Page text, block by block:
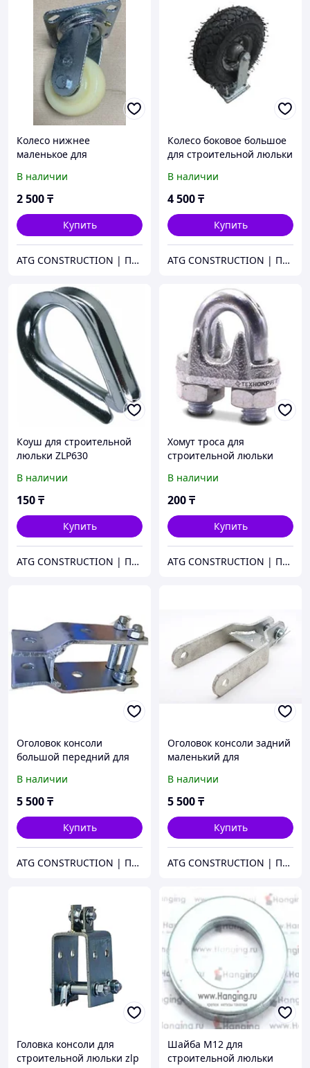
Колесо нижнее
маленькое для
ZLP630
В наличии
2 500₸
Купить
ATG CONSTRUCTION | Продажа и аренда строительного оборудования, газона, биотуалетов
Колесо боковое большое
для строительной люльки
В наличии
4 500₸
Купить
ATG CONSTRUCTION | Продажа и аренда строительного оборудования, газона, биотуалетов
Коуш для строительной
люльки ZLP630
В наличии
150₸
Купить
ATG CONSTRUCTION | Продажа и аренда строительного оборудования, газона, биотуалетов
Хомут троса для
строительной люльки
В наличии
200₸
Купить
ATG CONSTRUCTION | Продажа и аренда строительного оборудования, газона, биотуалетов
Оголовок консоли
большой передний для
ZLP630
В наличии
5 500₸
Купить
ATG CONSTRUCTION | Продажа и аренда строительного оборудования, газона, биотуалетов
Оголовок консоли задний
маленький для
ZLP630
В наличии
5 500₸
Купить
ATG CONSTRUCTION | Продажа и аренда строительного оборудования, газона, биотуалетов
Головка консоли для
строительной люльки zlp
Шайба М12 для
строительной люльки